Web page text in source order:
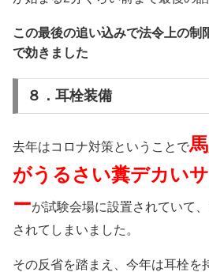
この最後の追い込みで法令上の制
で効きました
８．耳栓装備
去年はコロナ対策ということで
がうるさい糞デカい
ーが試験会場に設置されていて
されてしまいました。
その反省を踏まえ、今年は耳栓を